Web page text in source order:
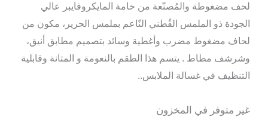
لحف مضغوطة والمُصنّعة من خامة المايكروفايبر عالي
الجودة ذو الملمس القُطني النّاعم بملمس الحرير ، مكون من
لحاف مضغوط مضرب وأغطية وسائد بتصميم مطابق أنيق،
وشرشف مطاط . يتسم هذا الطقم بالنعومة و المتانة وقابلية
التنظيف في غسالة الملابس..
غير متوفر في المخزون